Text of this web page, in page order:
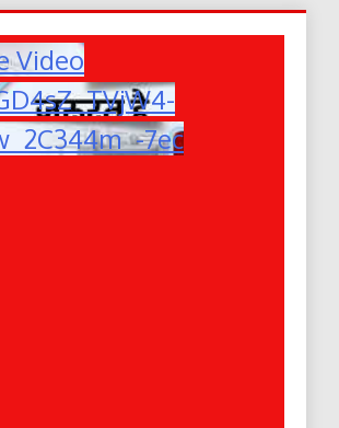
Video
7ec